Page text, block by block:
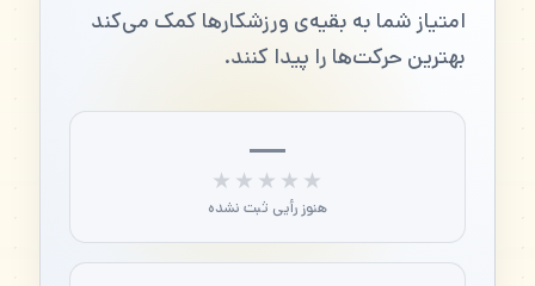
امتیاز شما به بقیه‌ی ورزشکارها کمک می‌کند
بهترین حرکت‌ها را پیدا کنند.
—
★★★★★
هنوز رأیی ثبت نشده